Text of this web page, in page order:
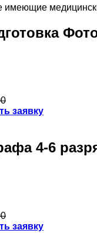
заявку
4-6
заявку